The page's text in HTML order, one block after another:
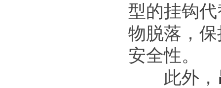
型的挂钩
物脱落，
安全性。
此外，